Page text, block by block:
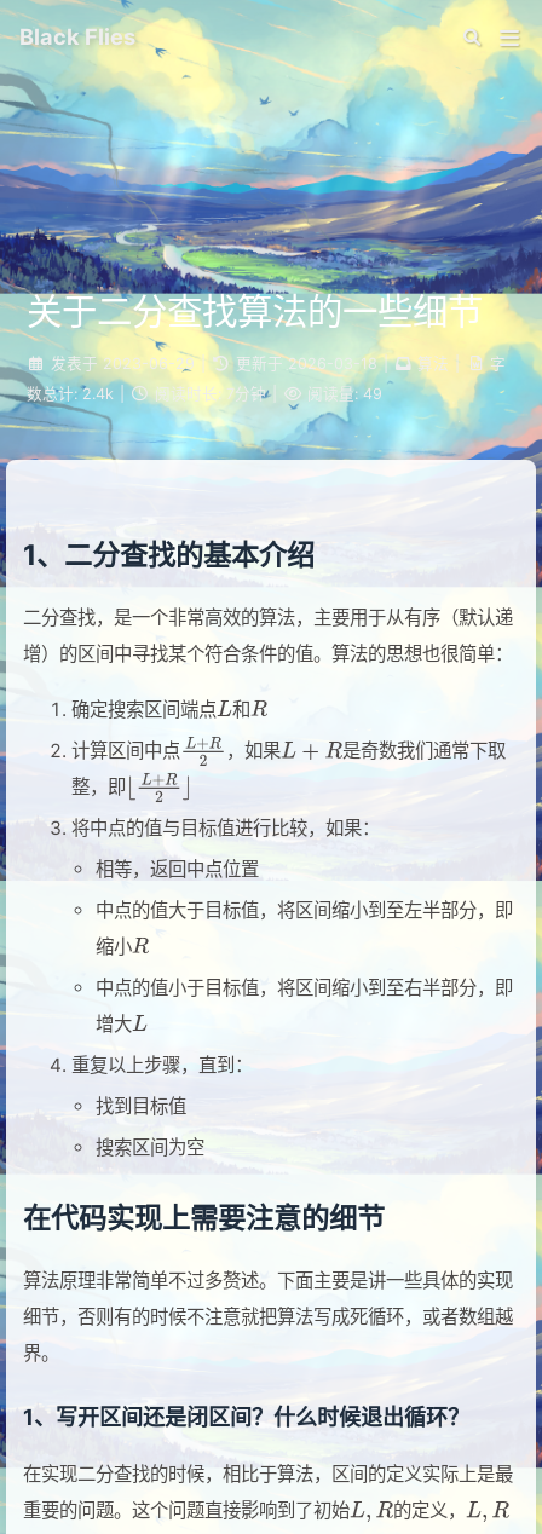
Black Flies
关于二分查找算法的一些细节
发表于 2023-06-29 更新于 2026-03-18 | 算法
字
数总计: 2.4k 阅读时长: 7分钟 阅读量: 49
1、二分查找的基本介绍
二分查找，是一个非常高效的算法，主要用于从有序（默认递
增）的区间中寻找某个符合条件的值。算法的思想也很简单：
确定搜索区间端点
和
计算区间中点
，如果
是奇数我们通常下取
整，即
将中点的值与目标值进行比较，如果：
相等，返回中点位置
中点的值大于目标值，将区间缩小到至左半部分，即
缩小
中点的值小于目标值，将区间缩小到至右半部分，即
增大
重复以上步骤，直到：
找到目标值
搜索区间为空
在代码实现上需要注意的细节
算法原理非常简单不过多赘述。下面主要是讲一些具体的实现
细节，否则有的时候不注意就把算法写成死循环，或者数组越
界。
1、写开区间还是闭区间？什么时候退出循环？
在实现二分查找的时候，相比于算法，区间的定义实际上是最
重要的问题。这个问题直接影响到了初始
的定义，